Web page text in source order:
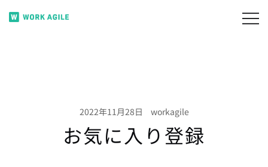
2022年11月28日 workagile
お気に入り登録